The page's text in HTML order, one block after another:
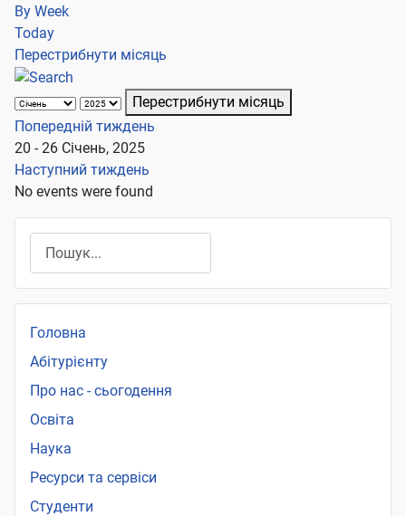
By Week
Today
Перестрибнути місяць
Перестрибнути місяць
Попередній тиждень
20 - 26 Січень, 2025
Наступний тиждень
No events were found
Головна
Абітурієнту
Про нас - сьогодення
Освіта
Наука
Ресурси та сервіси
Студенти